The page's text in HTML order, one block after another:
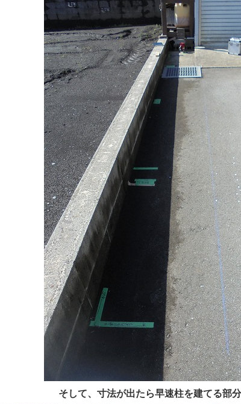
そして、寸法が出たら早速柱を建てる部